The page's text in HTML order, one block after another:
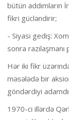
bütün addımların
fikri gücləndirir;
- Siyasi gediş:
sonra razılaşmanı
Hər iki fikr
məsələdə bir
göndərdiyi
1970-ci illərdə